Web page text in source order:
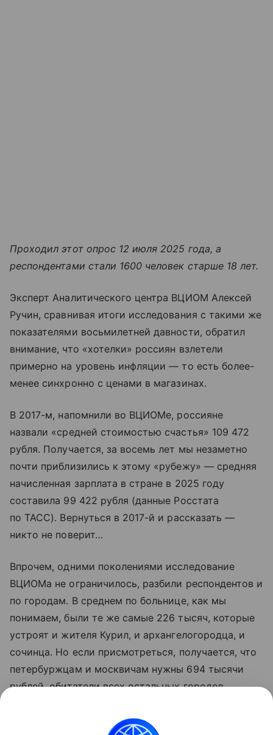
Проходил этот опрос 12 июля 2025 года, а
респондентами стали 1600 человек старше 18 лет.
Эксперт Аналитического центра ВЦИОМ Алексей
Ручин, сравнивая итоги исследования с такими же
показателями восьмилетней давности, обратил
внимание, что «хотелки» россиян взлетели
примерно на уровень инфляции — то есть более-
менее синхронно с ценами в магазинах.
В 2017-м, напомнили во ВЦИОМе, россияне
назвали «средней стоимостью счастья» 109 472
рубля. Получается, за восемь лет мы незаметно
почти приблизились к этому «рубежу» — средняя
начисленная зарплата в стране в 2025 году
составила 99 422 рубля (данные Росстата
по ТАСС). Вернуться в 2017-й и рассказать —
никто не поверит…
Впрочем, одними поколениями исследование
ВЦИОМа не ограничилось, разбили респондентов и
по городам. В среднем по больнице, как мы
понимаем, были те же самые 226 тысяч, которые
устроят и жителя Курил, и архангелогородца, и
сочинца. Но если присмотреться, получается, что
петербуржцам и москвичам нужны 694 тысячи
рублей, обитатели всех остальных городов
миллионниках мечты чуть поскромнее), а на селе